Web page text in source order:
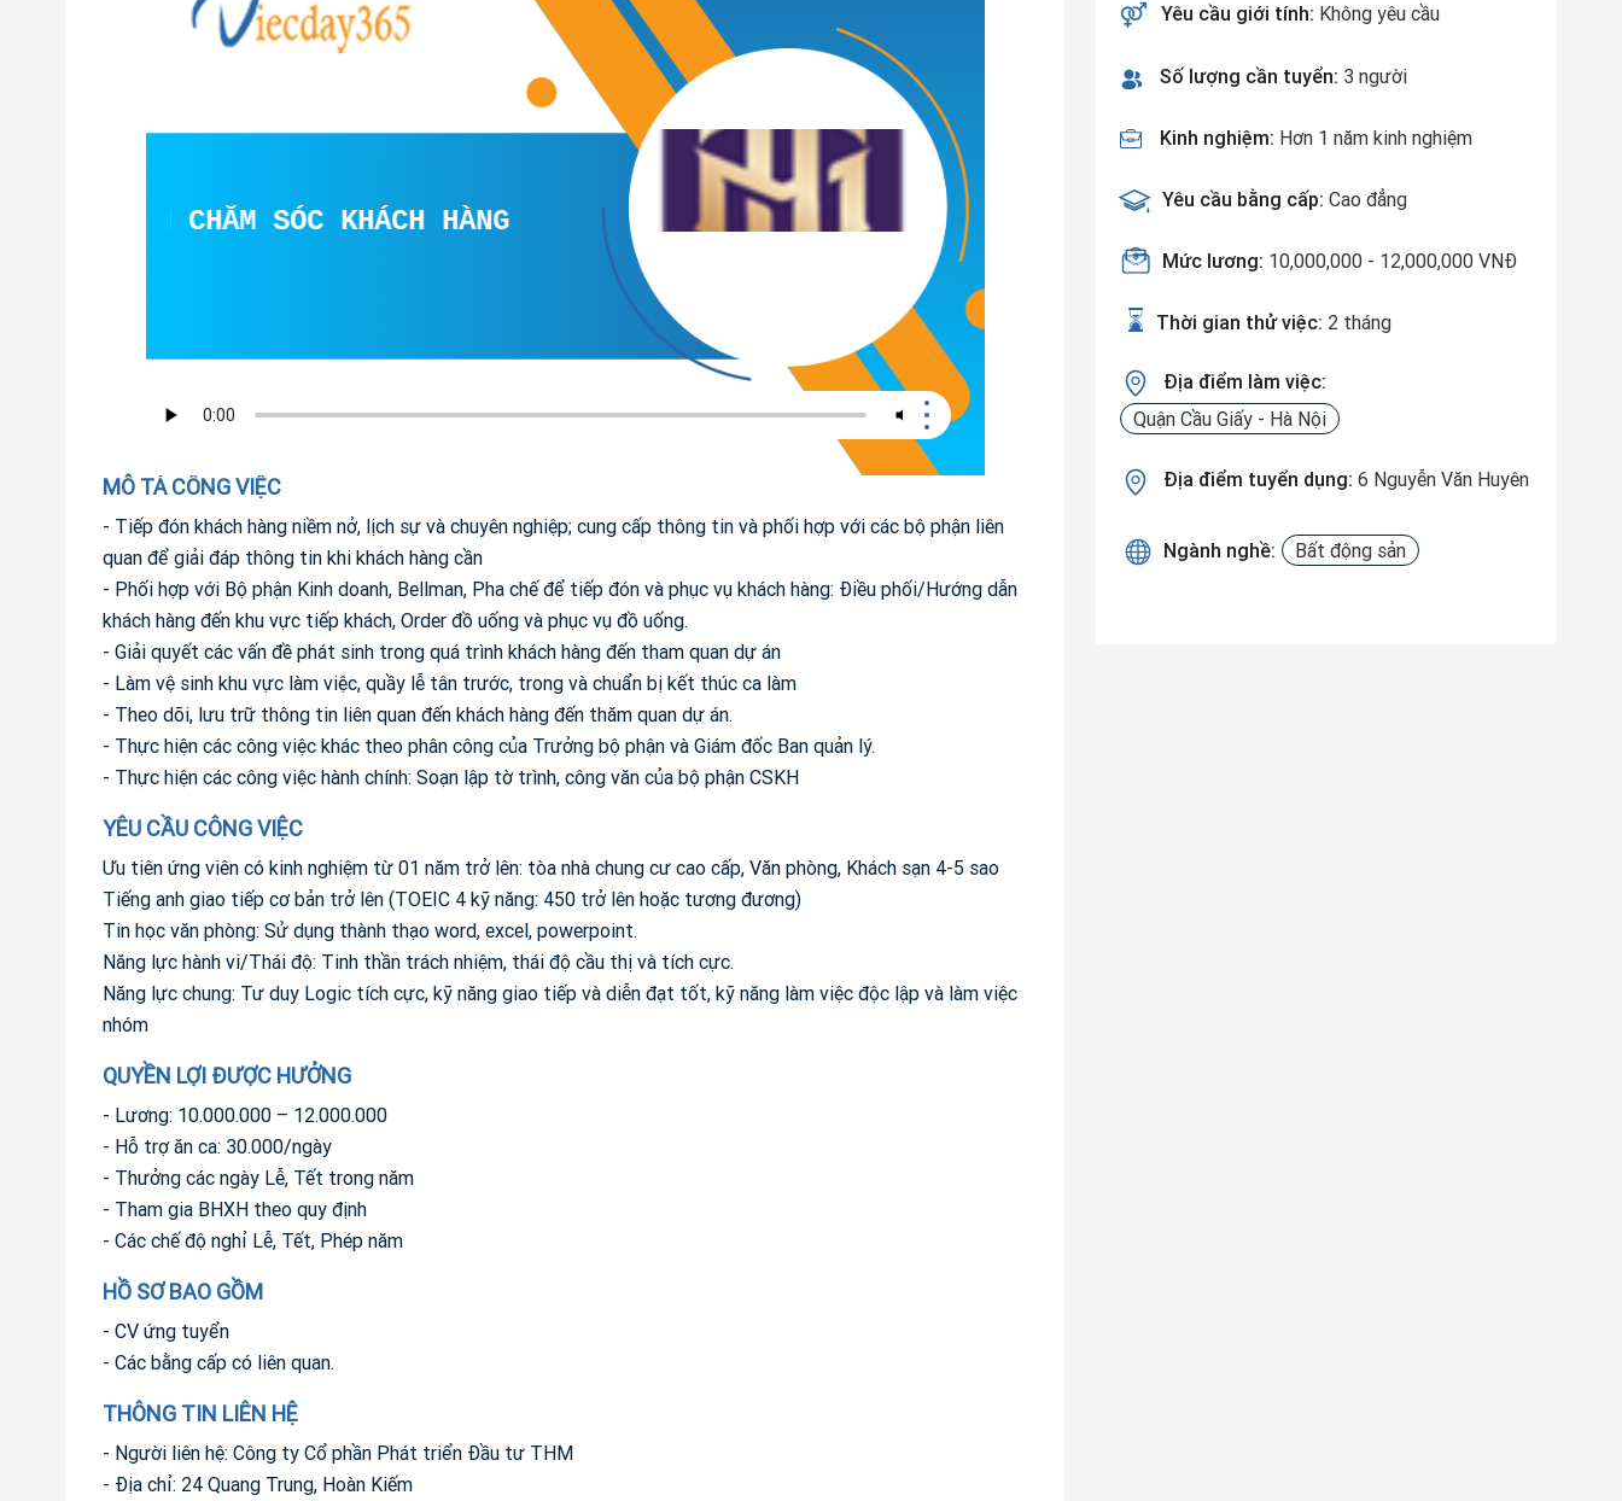
VIÊN CHĂM SÓC KHÁCH HÀNG
MÔ TẢ CÔNG VIỆC
- Tiếp đón khách hàng niềm nở, lịch sự và chuyên nghiệp; cung cấp thông tin và phối hợp với các bộ phận liên
quan để giải đáp thông tin khi khách hàng cần
- Phối hợp với Bộ phận Kinh doanh, Bellman, Pha chế để tiếp đón và phục vụ khách hàng: Điều phối/Hướng dẫn
khách hàng đến khu vực tiếp khách, Order đồ uống và phục vụ đồ uống.
- Giải quyết các vấn đề phát sinh trong quá trình khách hàng đến tham quan dự án
- Làm vệ sinh khu vực làm việc, quầy lễ tân trước, trong và chuẩn bị kết thúc ca làm
- Theo dõi, lưu trữ thông tin liên quan đến khách hàng đến thăm quan dự án.
- Thực hiện các công việc khác theo phân công của Trưởng bộ phận và Giám đốc Ban quản lý.
- Thực hiện các công việc hành chính: Soạn lập tờ trình, công văn của bộ phận CSKH
YÊU CẦU CÔNG VIỆC
Ưu tiên ứng viên có kinh nghiệm từ 01 năm trở lên: tòa nhà chung cư cao cấp, Văn phòng, Khách sạn 4-5 sao
Tiếng anh giao tiếp cơ bản trở lên (TOEIC 4 kỹ năng: 450 trở lên hoặc tương đương)
Tin học văn phòng: Sử dụng thành thạo word, excel, powerpoint.
Năng lực hành vi/Thái độ: Tinh thần trách nhiệm, thái độ cầu thị và tích cực.
Năng lực chung: Tư duy Logic tích cực, kỹ năng giao tiếp và diễn đạt tốt, kỹ năng làm việc độc lập và làm việc
nhóm
QUYỀN LỢI ĐƯỢC HƯỞNG
- Lương: 10.000.000 – 12.000.000
- Hỗ trợ ăn ca: 30.000/ngày
- Thưởng các ngày Lễ, Tết trong năm
- Tham gia BHXH theo quy định
- Các chế độ nghỉ Lễ, Tết, Phép năm
HỒ SƠ BAO GỒM
- CV ứng tuyển
- Các bằng cấp có liên quan.
THÔNG TIN LIÊN HỆ
- Người liên hệ: Công ty Cổ phần Phát triển Đầu tư THM
- Địa chỉ: 24 Quang Trung, Hoàn Kiếm
Yêu cầu giới tính: Không yêu cầu
Số lượng cần tuyển: 3 người
Kinh nghiệm: Hơn 1 năm kinh nghiệm
Yêu cầu bằng cấp: Cao đẳng
Mức lương: 10,000,000 - 12,000,000 VNĐ
Thời gian thử việc: 2 tháng
Địa điểm làm việc:
Quận Cầu Giấy - Hà Nội
Địa điểm tuyển dụng: 6 Nguyễn Văn Huyên
Ngành nghề: Bất động sản